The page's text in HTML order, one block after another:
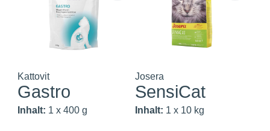
Kattovit
Gastro
Inhalt: 1 x 400 g
Josera
SensiCat
Inhalt: 1 x 10 kg